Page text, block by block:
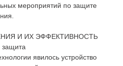
мероприятий по защите
И ИХ ЭФФЕКТИВНОСТЬ
защита
явилось устройство